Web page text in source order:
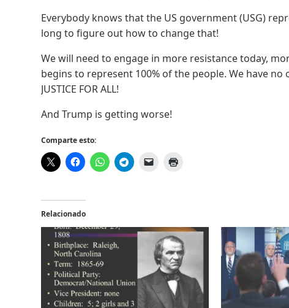
Everybody knows that the US government (USG)
long to figure out how to change that!
We will need to engage in more resistance today,
begins to represent 100% of the people. We have no
JUSTICE FOR ALL!
And Trump is getting worse!
Comparte esto:
Relacionado